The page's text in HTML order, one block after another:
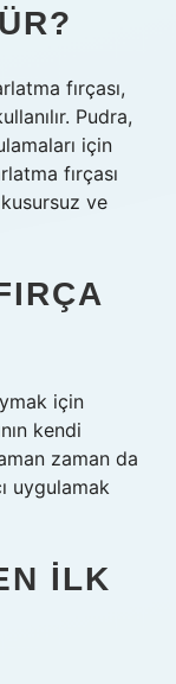
fırçası,
Pudra,
için
fırçası
ve
için
kendi
zaman da
uygulamak
ILK